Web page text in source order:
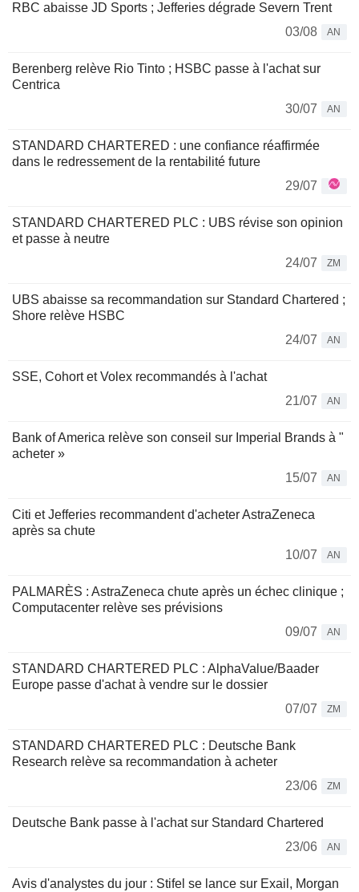
RBC abaisse JD Sports ; Jefferies dégrade Severn Trent
03/08
AN
Berenberg relève Rio Tinto ; HSBC passe à l'achat sur
Centrica
30/07
AN
STANDARD CHARTERED : une confiance réaffirmée
dans le redressement de la rentabilité future
29/07
STANDARD CHARTERED PLC : UBS révise son opinion
et passe à neutre
24/07
ZM
UBS abaisse sa recommandation sur Standard Chartered ;
Shore relève HSBC
24/07
AN
SSE, Cohort et Volex recommandés à l'achat
21/07
AN
Bank of America relève son conseil sur Imperial Brands à "
acheter »
15/07
AN
Citi et Jefferies recommandent d'acheter AstraZeneca
après sa chute
10/07
AN
PALMARÈS : AstraZeneca chute après un échec clinique ;
Computacenter relève ses prévisions
09/07
AN
STANDARD CHARTERED PLC : AlphaValue/Baader
Europe passe d'achat à vendre sur le dossier
07/07
ZM
STANDARD CHARTERED PLC : Deutsche Bank
Research relève sa recommandation à acheter
23/06
ZM
Deutsche Bank passe à l'achat sur Standard Chartered
23/06
AN
Avis d'analystes du jour : Stifel se lance sur Exail, Morgan